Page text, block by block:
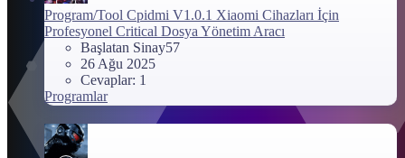
Program/Tool Cpidmi V1.0.1 Xiaomi Cihazları İçin
Profesyonel Critical Dosya Yönetim Aracı
Başlatan Sinay57
26 Ağu 2025
Cevaplar: 1
Programlar